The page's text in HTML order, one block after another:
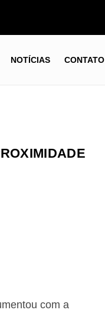
NOTÍCIAS CONTATO
com a